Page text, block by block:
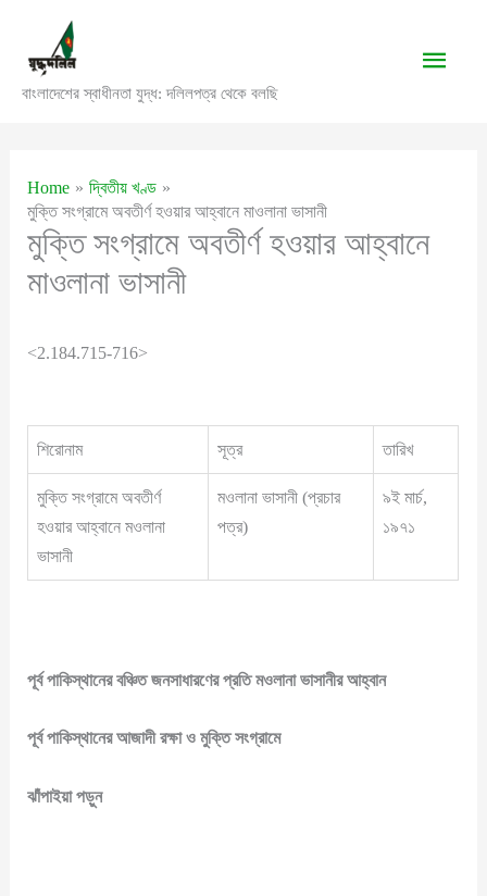
content
বাংলাদেশের স্বাধীনতা যুদ্ধ: দলিলপত্র থেকে বলছি
Main
Home
দ্বিতীয় খণ্ড
মুক্তি সংগ্রামে অবতীর্ণ হওয়ার আহ্বানে মাওলানা ভাসানী
মুক্তি সংগ্রামে অবতীর্ণ হওয়ার আহ্বানে
মাওলানা ভাসানী
<2.184.715-716>
শিরোনাম সূত্র তারিখ
মুক্তি সংগ্রামে অবতীর্ণ
হওয়ার আহ্বানে মওলানা
ভাসানী
মওলানা ভাসানী (প্রচার
পত্র)
৯ই মার্চ,
১৯৭১
পূর্ব পাকিস্থানের বঞ্চিত জনসাধারণের প্রতি মওলানা ভাসানীর আহ্বান
পূর্ব পাকিস্থানের আজাদী রক্ষা ও মুক্তি সংগ্রামে
ঝাঁপাইয়া পড়ুন